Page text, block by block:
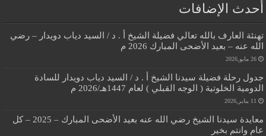
أحدث الإضافات
تهنئة العارف بالله تعالي فضيلة الشيخ أ . د / السيد دياب دويدار – رضي
الله عنه – بعيد الأضحى المبارك 2026 م
26 مايو,2026
جدول رحلة فضيلة سيدنا الشيخ أ . د / السيد دياب دويدار للسادة
الدومية الخلوتية ( الوجه القبلي ) لعام 1447هـ/2026 م
11 يناير,2026
معايدة سيدنا الشيخ رضي الله عنه بعيد الأضحى المبارك – 2025 – كل
عام وانتم بخير